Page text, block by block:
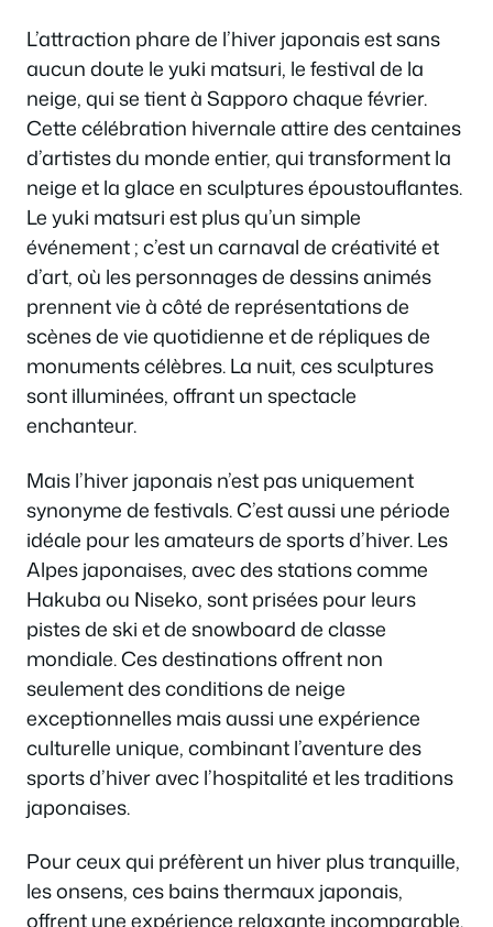
L’attraction phare de l’hiver japonais est sans
aucun doute le yuki matsuri, le festival de la
neige, qui se tient à Sapporo chaque février.
Cette célébration hivernale attire des centaines
d’artistes du monde entier, qui transforment la
neige et la glace en sculptures époustouflantes.
Le yuki matsuri est plus qu’un simple
événement ; c’est un carnaval de créativité et
d’art, où les personnages de dessins animés
prennent vie à côté de représentations de
scènes de vie quotidienne et de répliques de
monuments célèbres. La nuit, ces sculptures
sont illuminées, offrant un spectacle
enchanteur.
Mais l’hiver japonais n’est pas uniquement
synonyme de festivals. C’est aussi une période
idéale pour les amateurs de sports d’hiver. Les
Alpes japonaises, avec des stations comme
Hakuba ou Niseko, sont prisées pour leurs
pistes de ski et de snowboard de classe
mondiale. Ces destinations offrent non
seulement des conditions de neige
exceptionnelles mais aussi une expérience
culturelle unique, combinant l’aventure des
sports d’hiver avec l’hospitalité et les traditions
japonaises.
Pour ceux qui préfèrent un hiver plus tranquille,
les onsens, ces bains thermaux japonais,
offrent une expérience relaxante incomparable.